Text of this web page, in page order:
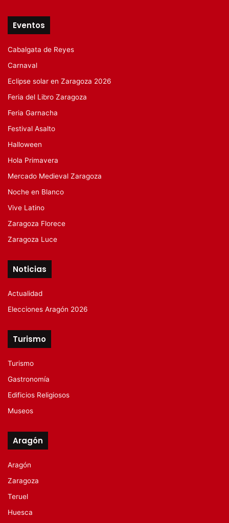
Eventos
Cabalgata de Reyes
Carnaval
Eclipse solar en Zaragoza 2026
Feria del Libro Zaragoza
Feria Garnacha
Festival Asalto
Halloween
Hola Primavera
Mercado Medieval Zaragoza
Noche en Blanco
Vive Latino
Zaragoza Florece
Zaragoza Luce
Noticias
Actualidad
Elecciones Aragón 2026
Turismo
Turismo
Gastronomía
Edificios Religiosos
Museos
Aragón
Aragón
Zaragoza
Teruel
Huesca